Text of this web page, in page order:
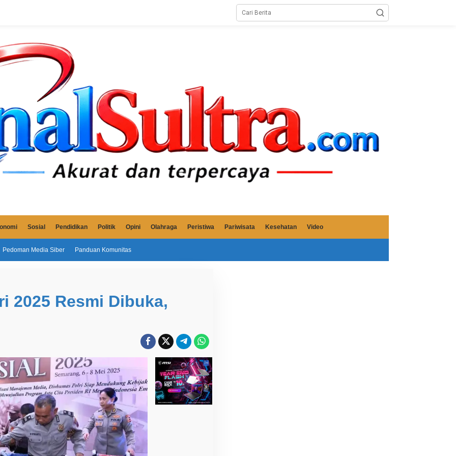
Sosial Pendidikan Politik Opini Olahraga Peristiwa Pariwisata Kesehatan Video
Pedoman Media Siber Panduan Komunitas
2025 Resmi Dibuka,